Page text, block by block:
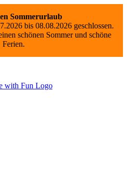
Sommerurlaub
bis 08.08.2026 geschlossen.
schönen Sommer und schöne
Ferien.